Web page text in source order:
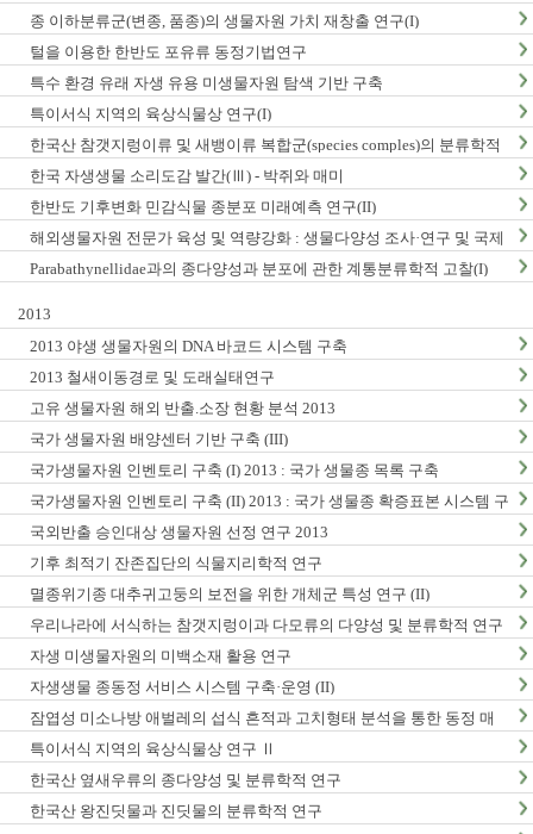
종 이하분류군(변종, 품종)의 생물자원 가치 재창출 연구(I)
털을 이용한 한반도 포유류 동정기법연구
특수 환경 유래 자생 유용 미생물자원 탐색 기반 구축
특이서식 지역의 육상식물상 연구(I)
한국산 참갯지렁이류 및 새뱅이류 복합군(species comples)의 분류학적
연구
한국 자생생물 소리도감 발간(Ⅲ) - 박쥐와 매미
한반도 기후변화 민감식물 종분포 미래예측 연구(II)
해외생물자원 전문가 육성 및 역량강화 : 생물다양성 조사·연구 및 국제
협력
Parabathynellidae과의 종다양성과 분포에 관한 계통분류학적 고찰(I)
2013
2013 야생 생물자원의 DNA 바코드 시스템 구축
2013 철새이동경로 및 도래실태연구
고유 생물자원 해외 반출.소장 현황 분석 2013
국가 생물자원 배양센터 기반 구축 (III)
국가생물자원 인벤토리 구축 (I) 2013 : 국가 생물종 목록 구축
국가생물자원 인벤토리 구축 (II) 2013 : 국가 생물종 확증표본 시스템 구
축
국외반출 승인대상 생물자원 선정 연구 2013
기후 최적기 잔존집단의 식물지리학적 연구
멸종위기종 대추귀고둥의 보전을 위한 개체군 특성 연구 (II)
우리나라에 서식하는 참갯지렁이과 다모류의 다양성 및 분류학적 연구
(I)
자생 미생물자원의 미백소재 활용 연구
자생생물 종동정 서비스 시스템 구축·운영 (II)
잠엽성 미소나방 애벌레의 섭식 흔적과 고치형태 분석을 통한 동정 매
뉴얼 개발 및 생활사 연구
특이서식 지역의 육상식물상 연구 Ⅱ
한국산 옆새우류의 종다양성 및 분류학적 연구
한국산 왕진딧물과 진딧물의 분류학적 연구